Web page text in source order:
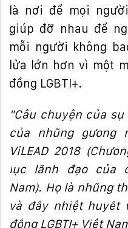
là nơi để mọi ngườ
giúp đỡ nhau để ng
mỗi người không
lửa lớn hơn vì một m
đồng LGBTI+.
"Câu chuyện của sự
của những gương
ViLEAD 2018 (Chươ
lực lãnh đạo của
Nam). Họlà những th
và đầy nhiệt huyết
đồng LGBTI+ Việt